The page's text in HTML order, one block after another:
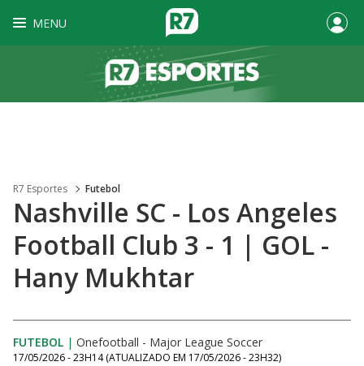
MENU
R7 Esportes Futebol
Nashville SC - Los Angeles
Football Club 3 - 1 | GOL -
Hany Mukhtar
FUTEBOL | Onefootball - Major League Soccer
17/05/2026 - 23H14 (ATUALIZADO EM 17/05/2026 - 23H32)